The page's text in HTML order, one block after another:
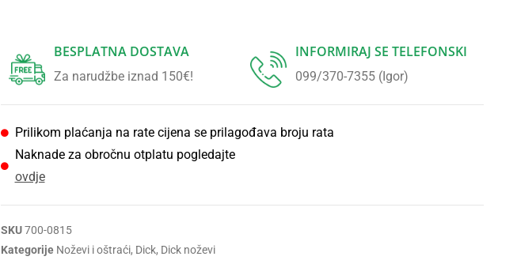
BESPLATNA DOSTAVA
Za narudžbe iznad 150€!
INFORMIRAJ SE TELEFONSKI
099/370-7355 (Igor)
Prilikom plaćanja na rate cijena se prilagođava broju rata
Naknade za obročnu otplatu pogledajte
ovdje
SKU700-0815
Kategorije Noževi i oštraći, Dick, Dick noževi